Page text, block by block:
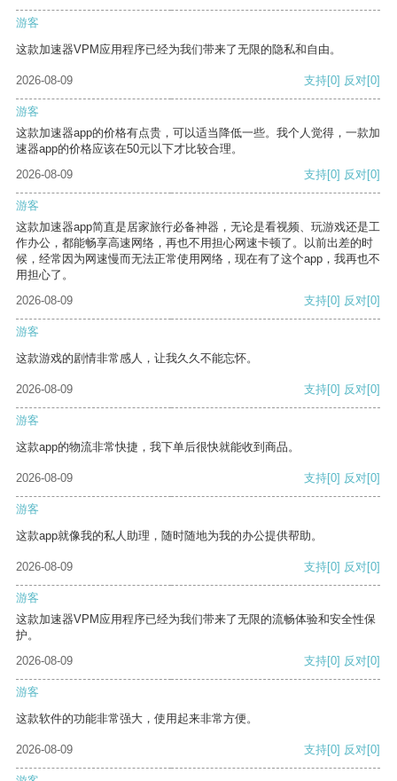
游客
这款加速器VPM应用程序已经为我们带来了无限的隐私和自由。
2026-08-09 支持[0] 反对[0]
游客
这款加速器app的价格有点贵，可以适当降低一些。我个人觉得，一款加
速器app的价格应该在50元以下才比较合理。
2026-08-09
支持[0] 反对[0]
游客
这款加速器app简直是居家旅行必备神器，无论是看视频、玩游戏还是工
作办公，都能畅享高速网络，再也不用担心网速卡顿了。以前出差的时
候，经常因为网速慢而无法正常使用网络，现在有了这个app，我再也不
用担心了。
2026-08-09
支持[0] 反对[0]
游客
这款游戏的剧情非常感人，让我久久不能忘怀。
2026-08-09 支持[0] 反对[0]
游客
这款app的物流非常快捷，我下单后很快就能收到商品。
2026-08-09 支持[0] 反对[0]
游客
这款app就像我的私人助理，随时随地为我的办公提供帮助。
2026-08-09 支持[0] 反对[0]
游客
这款加速器VPM应用程序已经为我们带来了无限的流畅体验和安全性保
护。
2026-08-09
支持[0] 反对[0]
游客
这款软件的功能非常强大，使用起来非常方便。
2026-08-09 支持[0] 反对[0]